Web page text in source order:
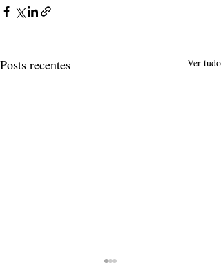
Posts recentes Ver tudo